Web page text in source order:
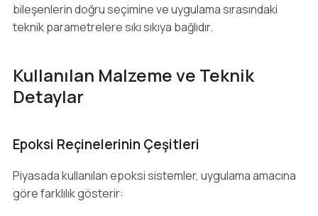
bileşenlerin doğru seçimine ve uygulama sırasındaki
teknik parametrelere sıkı sıkıya bağlıdır.
Kullanılan Malzeme ve Teknik
Detaylar
Epoksi Reçinelerinin Çeşitleri
Piyasada kullanılan epoksi sistemler, uygulama amacına
göre farklılık gösterir: